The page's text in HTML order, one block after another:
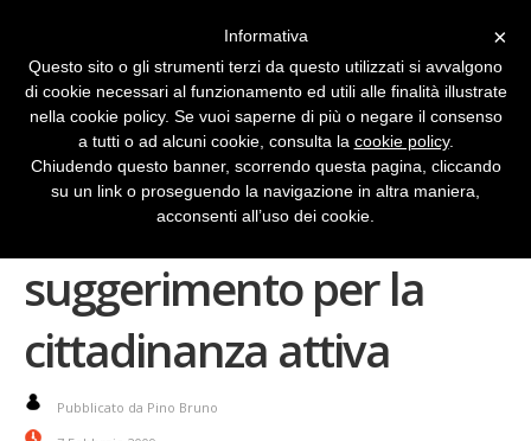
Testamento biologico:
suggerimento per la
cittadinanza attiva
Pubblicato da Pino Bruno
×
Informativa
Questo sito o gli strumenti terzi da questo utilizzati si avvalgono
di cookie necessari al funzionamento ed utili alle finalità illustrate
nella cookie policy. Se vuoi saperne di più o negare il consenso
a tutti o ad alcuni cookie, consulta la cookie policy.
Chiudendo questo banner, scorrendo questa pagina, cliccando
su un link o proseguendo la navigazione in altra maniera,
acconsenti all’uso dei cookie.